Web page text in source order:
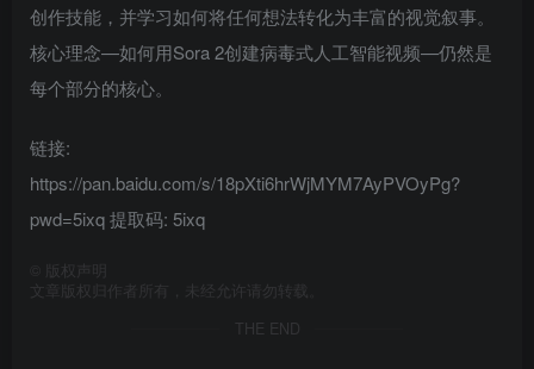
创作技能，并学习如何将任何想法转化为丰富的视觉叙事。
核心理念—如何用Sora 2创建病毒式人工智能视频—仍然是
每个部分的核心。
链接:
https://pan.baidu.com/s/18pXti6hrWjMYM7AyPVOyPg?
pwd=5ixq 提取码: 5ixq
版权声明
文章版权归作者所有，未经允许请勿转载。
THE END